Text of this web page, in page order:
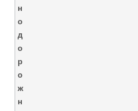
н
о
д
о
р
о
ж
н